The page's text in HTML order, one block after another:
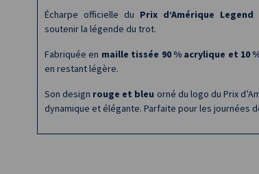
Écharpe officielle du Prix d’Amérique Legend
soutenir la légende du trot.
Fabriquée en maille tissée 90 % acrylique et 10
en restant légère.
Son design rouge et bleu orné du logo du Prix
dynamique et élégante. Parfaite pour les journées